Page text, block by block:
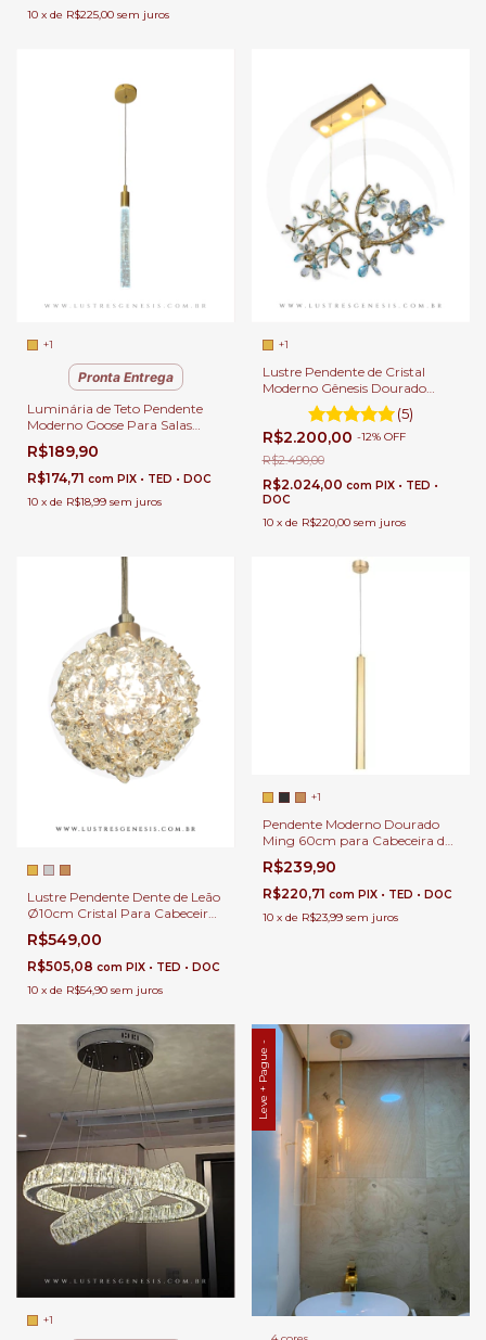
10 x de R$225,00 sem juros
+1
Pronta Entrega
Luminária de Teto Pendente
Moderno Goose Para Salas
Lavabos Balcão e Cabeceira de
Cama
R$189,90
R$174,71 com PIX • TED • DOC
10 x de R$18,99 sem juros
+1
Lustre Pendente de Cristal
Moderno Gênesis Dourado
Para Quartos, Sala de Jantar,
Sala de Estar e Apartamentos
(5)
R$2.200,00 -12% OFF
R$2.490,00
R$2.024,00 com PIX • TED •
DOC
10 x de R$220,00 sem juros
Lustre Pendente Dente de Leão
Ø10cm Cristal Para Cabeceira
de Cama, Lavabo e banheiro.
R$549,00
R$505,08 com PIX • TED • DOC
10 x de R$54,90 sem juros
+1
Pendente Moderno Dourado
Ming 60cm para Cabeceira de
Cama, Balcão de Cozinha,
Quartos e Lavabo.
R$239,90
R$220,71 com PIX • TED • DOC
10 x de R$23,99 sem juros
+1
Leve + Pague -